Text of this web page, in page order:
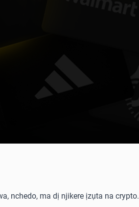
nchedo, ma dị njikere ịzụta na crypto.